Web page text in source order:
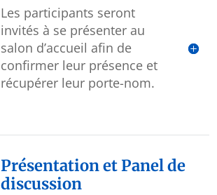
Les participants seront
invités à se présenter au
salon d’accueil afin de
confirmer leur présence et
récupérer leur porte-nom.
Présentation et Panel de
discussion